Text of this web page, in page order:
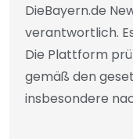
DieBayern.de
verantwortlich.
Die Plattform
gemäß den
insbesondere